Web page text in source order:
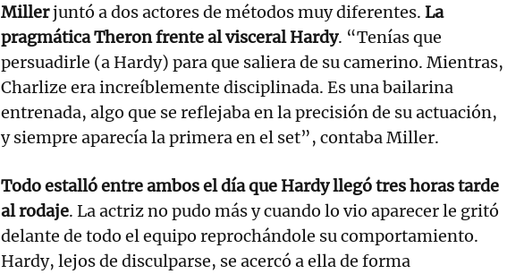
Millerjuntó a dos actores de métodos muy diferentes. La
pragmática Theron frente al visceral Hardy. “Tenías que
persuadirle (a Hardy) para que saliera de su camerino. Mientras,
Charlize era increíblemente disciplinada. Es una bailarina
entrenada, algo que se reflejaba en la precisión de su actuación,
y siempre aparecía la primera en el set”, contaba Miller.
Todo estalló entre ambos el día que Hardy llegó tres horas tarde
al rodaje. La actriz no pudo más y cuando lo vio aparecer le gritó
delante de todo el equipo reprochándole su comportamiento.
Hardy, lejos de disculparse, se acercó a ella de forma